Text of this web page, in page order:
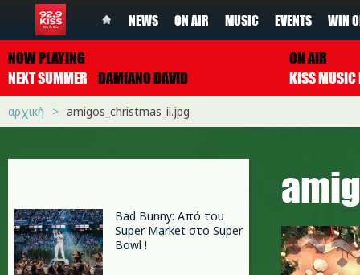
NEWS ON AIR MUSIC EVENTS WIN
NOW PLAYING
NEXT SUMMER
DAMIANO DAVID
ON AIR
αρχική amigos_christmas_ii.jpg
Bad Bunny: Από του
Super Market στο Super
Bowl !